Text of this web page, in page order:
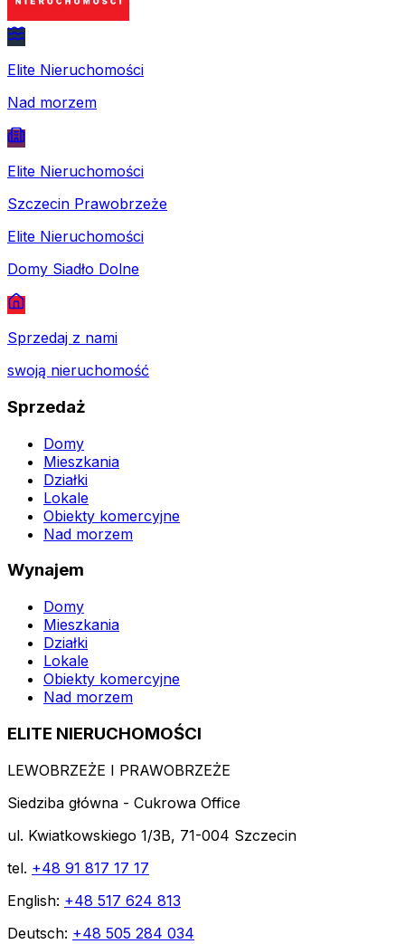
Elite Nieruchomości
Nad morzem
Elite Nieruchomości
Szczecin Prawobrzeże
Elite Nieruchomości
Domy Siadło Dolne
Sprzedaj z nami
swoją nieruchomość
Sprzedaż
Domy
Mieszkania
Działki
Lokale
Obiekty komercyjne
Nad morzem
Wynajem
Domy
Mieszkania
Działki
Lokale
Obiekty komercyjne
Nad morzem
ELITE NIERUCHOMOŚCI
LEWOBRZEŻE I PRAWOBRZEŻE
Siedziba główna - Cukrowa Office
ul. Kwiatkowskiego 1/3B, 71-004 Szczecin
tel. +48 91 817 17 17
English: +48 517 624 813
Deutsch: +48 505 284 034